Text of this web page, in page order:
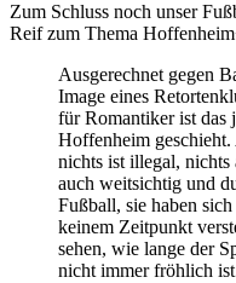
Zum Schluss noch unser
Reif zum Thema
Ausgerechnet gegen
Image eines
für Romantiker ist das
Hoffenheim geschieht.
nichts ist illegal, nichts
auch weitsichtig und
Fußball, sie haben
keinem Zeitpunkt
sehen, wie lange der
nicht immer fröhlich